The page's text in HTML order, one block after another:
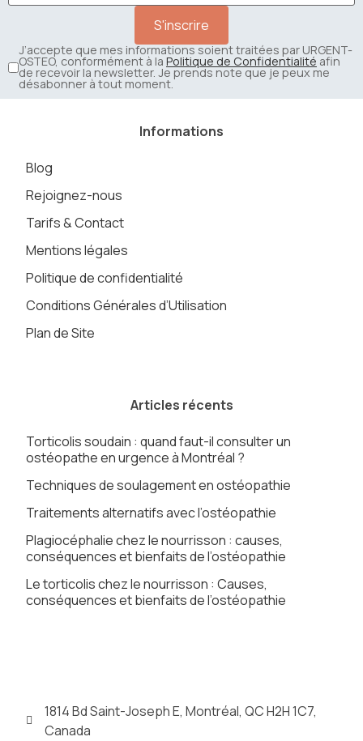
J’accepte que mes informations soient traitées par URGENT-
OSTEO, conformément à la Politique de Confidentialité afin
de recevoir la newsletter. Je prends note que je peux me
désabonner à tout moment.
Informations
Blog
Rejoignez-nous
Tarifs & Contact
Mentions légales
Politique de confidentialité
Conditions Générales d’Utilisation
Plan de Site
Articles récents
Torticolis soudain : quand faut-il consulter un
ostéopathe en urgence à Montréal ?
Techniques de soulagement en ostéopathie
Traitements alternatifs avec l’ostéopathie
Plagiocéphalie chez le nourrisson : causes,
conséquences et bienfaits de l’ostéopathie
Le torticolis chez le nourrisson : Causes,
conséquences et bienfaits de l’ostéopathie
1814 Bd Saint-Joseph E, Montréal, QC H2H 1C7,
Canada